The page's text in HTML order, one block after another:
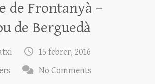
de Frontanyà –
de Berguedà
15 febrer, 2016
No Comments